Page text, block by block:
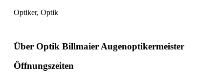
Optiker, Optik
Über Optik Billmaier Augenoptikermeister
Öffnungszeiten